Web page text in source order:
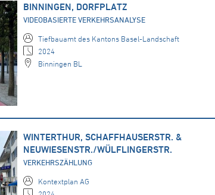
BINNINGEN, DORFPLATZ
VIDEOBASIERTE VERKEHRSANALYSE
Tiefbauamt des Kantons Basel-Landschaft
2024
Binningen BL
WINTERTHUR, SCHAFFHAUSERSTR. &
NEUWIESENSTR./WÜLFLINGERSTR.
VERKEHRSZÄHLUNG
Kontextplan AG